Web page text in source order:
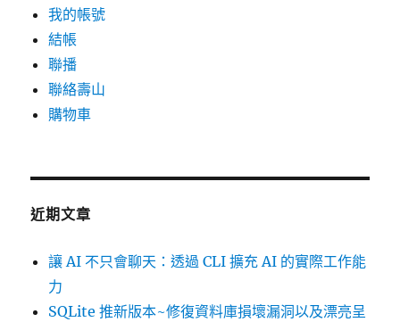
我的帳號
結帳
聯播
聯絡壽山
購物車
近期文章
讓 AI 不只會聊天：透過 CLI 擴充 AI 的實際工作能
力
SQLite 推新版本~修復資料庫損壞漏洞以及漂亮呈